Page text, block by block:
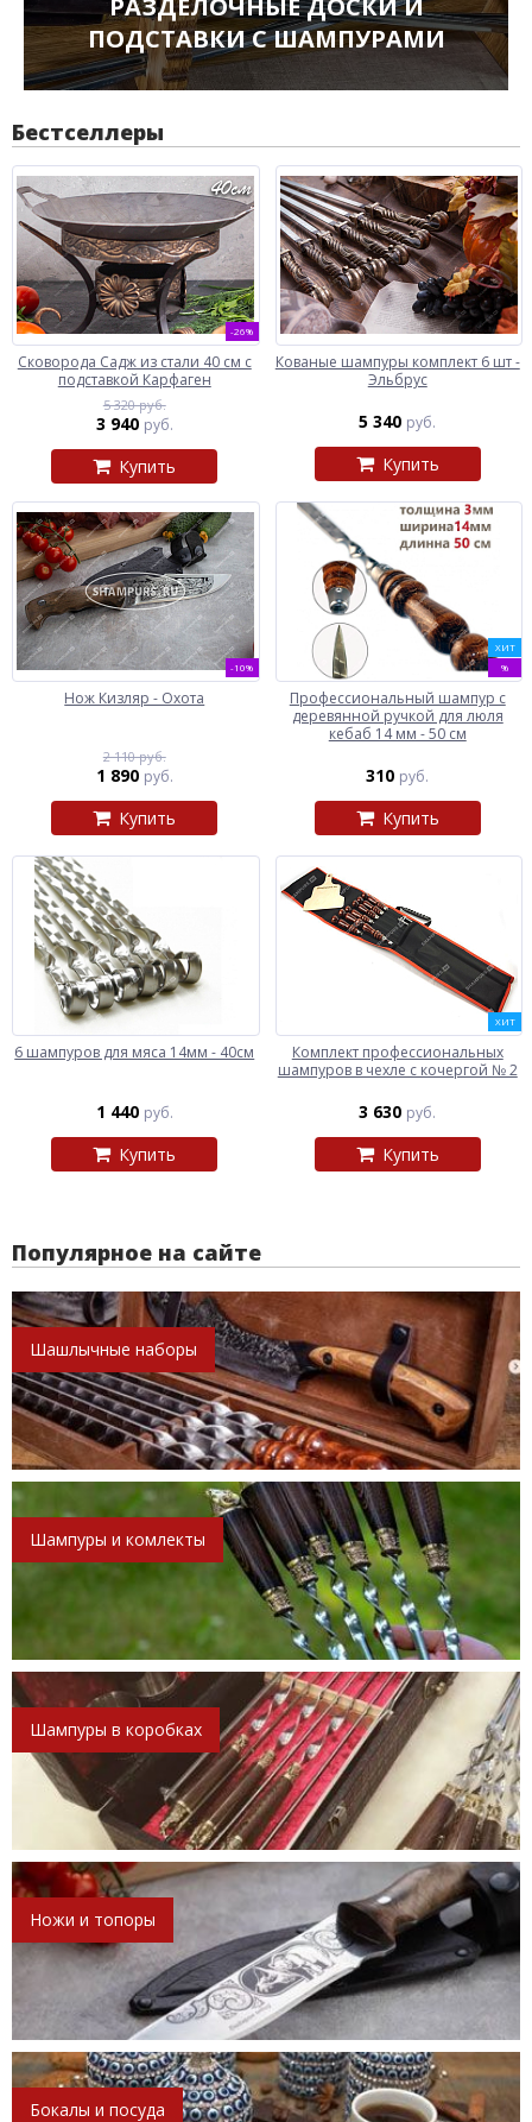
ПОДСТАВКИ С ШАМПУРАМИ
Бестселлеры
-26%
Сковорода Садж из стали 40 см с
подставкой Карфаген
5 320 руб.
3 940 руб.
Купить
Кованые шампуры комплект 6 шт -
Эльбрус
5 340 руб.
Купить
-10%
Нож Кизляр - Охота
2 110 руб.
1 890 руб.
Купить
ХИТ
%
Профессиональный шампур с
деревянной ручкой для люля
кебаб 14 мм - 50 см
310 руб.
Купить
6 шампуров для мяса 14мм - 40см
1 440 руб.
Купить
ХИТ
Комплект профессиональных
шампуров в чехле с кочергой № 2
3 630 руб.
Купить
Популярное на сайте
Шашлычные наборы
Шампуры и комлекты
Шампуры в коробках
Ножи и топоры
Бокалы и посуда